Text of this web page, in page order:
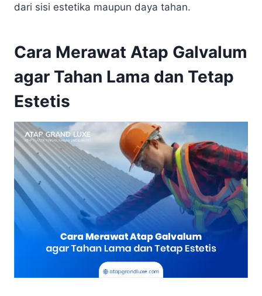
dari sisi estetika maupun daya tahan.
Cara Merawat Atap Galvalum
agar Tahan Lama dan Tetap
Estetis